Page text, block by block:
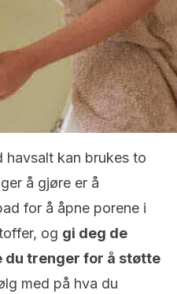
havsalt kan brukes to
å gjøre er å
for å åpne porene i
og gi deg de
trenger for å støtte
med på hva du